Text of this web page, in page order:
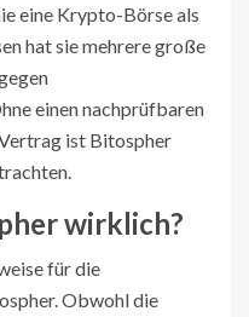
eine Krypto-Börse als
hat sie mehrere große
einen nachprüfbaren
ist Bitospher
wirklich?
für die
Obwohl die